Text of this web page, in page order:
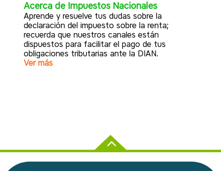
Acerca de Impuestos Nacionales
Aprende y resuelve tus dudas sobre la
declaración del impuesto sobre la renta;
recuerda que nuestros canales están
dispuestos para facilitar el pago de tus
obligaciones tributarias ante la DIAN.
Ver más